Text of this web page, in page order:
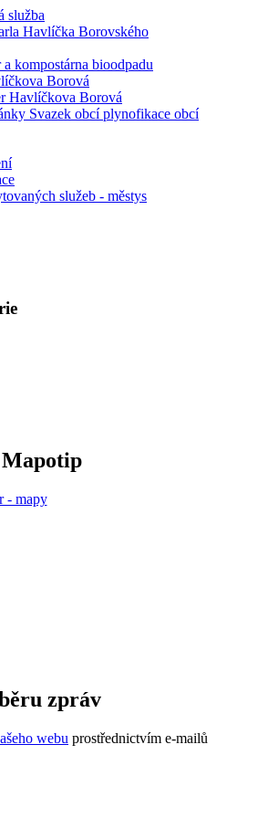
služba
Havlíčka Borovského
kompostárna bioodpadu
Borová
Havlíčkova Borová
Svazek obcí plynofikace obcí
služeb - městys
zpráv
webu prostřednictvím e-mailů